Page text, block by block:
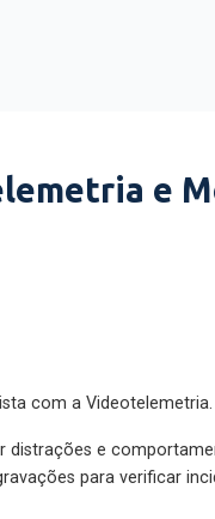
e
com a Videotelemetria.
distrações e
para verificar